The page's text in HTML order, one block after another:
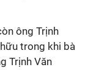
ông Trịnh
trong khi bà
Trịnh Văn